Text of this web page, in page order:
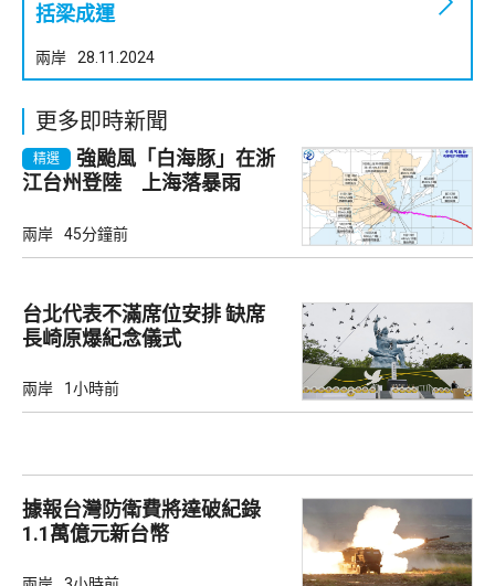
括梁成運
兩岸 28.11.2024
更多即時新聞
精選
強颱風「白海豚」在浙
江台州登陸 上海落暴雨
兩岸 45分鐘前
台北代表不滿席位安排 缺席
長崎原爆紀念儀式
兩岸 1小時前
據報台灣防衛費將達破紀錄
1.1萬億元新台幣